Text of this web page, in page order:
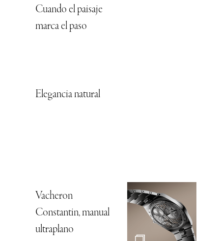
Cuando el paisaje
marca el paso
Elegancia natural
Vacheron
Constantin, manual
ultraplano